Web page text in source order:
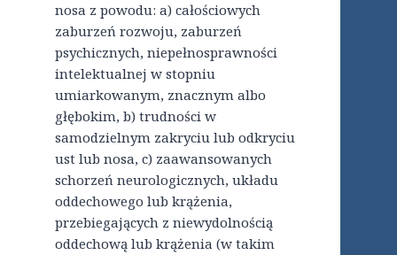
nosa z powodu: a) całościowych
zaburzeń rozwoju, zaburzeń
psychicznych, niepełnosprawności
intelektualnej w stopniu
umiarkowanym, znacznym albo
głębokim, b) trudności w
samodzielnym zakryciu lub odkryciu
ust lub nosa, c) zaawansowanych
schorzeń neurologicznych, układu
oddechowego lub krążenia,
przebiegających z niewydolnością
oddechową lub krążenia (w takim